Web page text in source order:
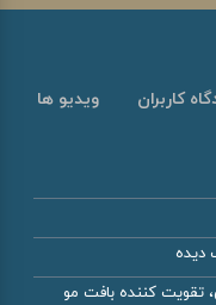
کاربران ویدیو ها
دیده
تقویت کننده بافت مو